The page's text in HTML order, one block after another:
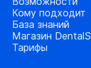
Кому подходит
База знаний
Магазин
Тарифы